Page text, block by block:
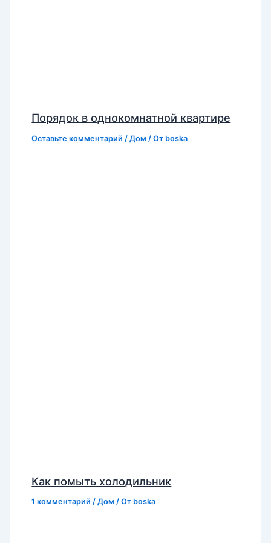
Порядок в однокомнатной квартире
Оставьте комментарий /Дом / От boska
Как помыть холодильник
1 комментарий /Дом / От boska